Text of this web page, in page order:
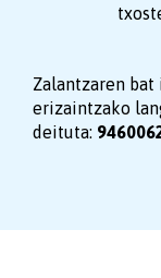
Zalantzaren
erizaintzako
deituta: